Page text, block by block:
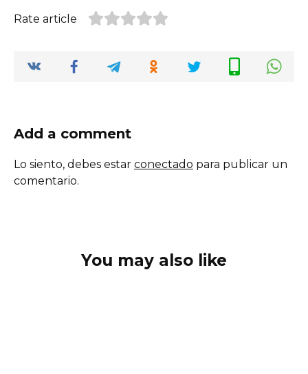
Rate article
Add a comment
Lo siento, debes estar conectado para publicar un
comentario.
You may also like